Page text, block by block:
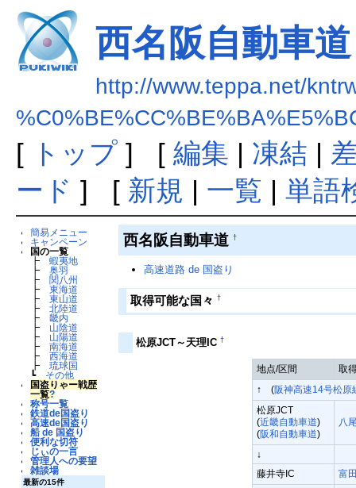
西名阪自動車道
http://www.teppa.net/
[ トップ] [ 編集 | 凍結 |
ード ] [ 新規 | 一覧 | 単語
簡易メニュー
キャンペーン
国の一覧
┣蝦夷地
┣奥羽
┣ 関八州
┣東海道
┣東山道
┣北陸道
┣畿内
┣ 山陰道
┣ 山陽道
┣南海道
┣西海道
┣琉球国
┗ その他
国盗りゃー戦歴
一覧?
称号一覧
鉄道de国盗り
高速de国盗り
船 de 国盗り
便利な切符
じぃの一言
管理人への要望
雑談場
最新の15件
西名阪自動車道 †
高速道路 de 国盗り
取得可能な国々 †
松原JCT～天理IC †
地点/区間
取
↑ (阪神高速14号松原
松原JCT
(近畿自動車道)
(阪和自動車道)
八
↓
藤井寺IC
富